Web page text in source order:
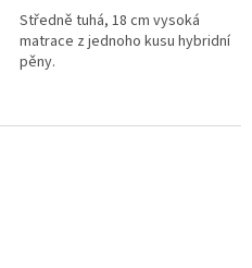
Středně tuhá, 18 cm vysoká
matrace z jednoho kusu hybridní
pěny.